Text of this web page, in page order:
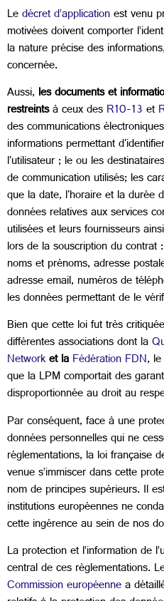
Ledécret d’applicationest venu
motivées doivent comporter
la nature précise des
concernée.
Aussi,les documents et
restreintsà ceux desR10-13et
des communications
informations permettant
l'utilisateur ; le ou les
de communication utilisés; les
que la date, l'horaire et la durée
données relatives aux services
utilisées et leurs fournisseurs
lors de la souscription du
noms et prénoms, adresse
adresse email, numéros de
les données permettant de le
Bien que cette loi fut très
différentes associations dont la
Networket laFédération FDN, le
que la LPM comportait des
disproportionnée au droit au
Par conséquent, face à une
données personnelles qui ne
réglementations, la loi française
venue s’immiscer dans cette
nom de principes supérieurs. Il
institutions européennes ne
cette ingérence au sein de nos
La protection et l’information de
central de ces règlementations.
Commission européennea